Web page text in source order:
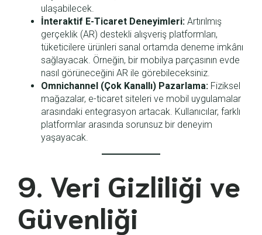
ulaşabilecek.
İnteraktif E-Ticaret Deneyimleri: Artırılmış
gerçeklik (AR) destekli alışveriş platformları,
tüketicilere ürünleri sanal ortamda deneme imkânı
sağlayacak. Örneğin, bir mobilya parçasının evde
nasıl görüneceğini AR ile görebileceksiniz.
Omnichannel (Çok Kanallı) Pazarlama: Fiziksel
mağazalar, e-ticaret siteleri ve mobil uygulamalar
arasındaki entegrasyon artacak. Kullanıcılar, farklı
platformlar arasında sorunsuz bir deneyim
yaşayacak.
9. Veri Gizliliği ve
Güvenliği